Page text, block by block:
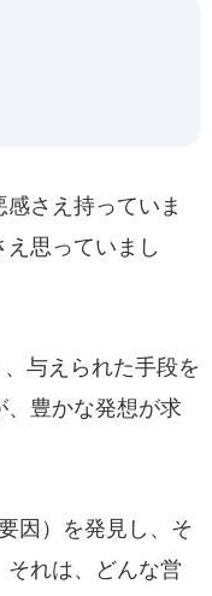
さえ持っていま
思っていまし
与えられた手段を
、豊かな発想が求
因）を発見し、そ
れは、どんな営